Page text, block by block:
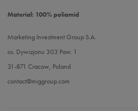
Materiał: 100% poliamid
Marketing Investment Group S.A.
os. Dywizjonu 303 Paw. 1
31-871 Cracow, Poland
contact@miggroup.com